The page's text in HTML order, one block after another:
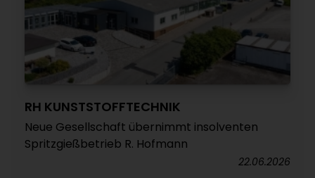
RH KUNSTSTOFFTECHNIK
Neue Gesellschaft übernimmt insolventen
Spritzgießbetrieb R. Hofmann
22.06.2026